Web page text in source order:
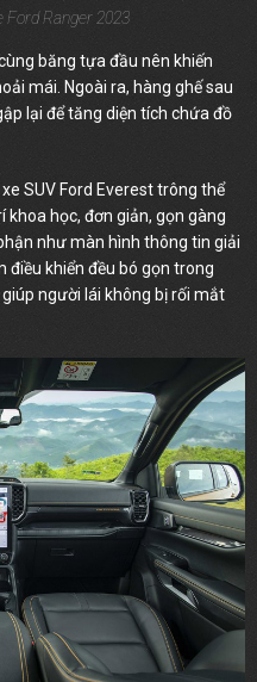
Ford Ranger 2023
băng tựa đầu nên khiến
mái. Ngoài ra, hàng ghế sau
lại để tăng diện tích chứa đồ
SUV Ford Everest trông thể
học, đơn giản, gọn gàng
như màn hình thông tin giải
điều khiển đều bó gọn trong
người lái không bị rối mắt